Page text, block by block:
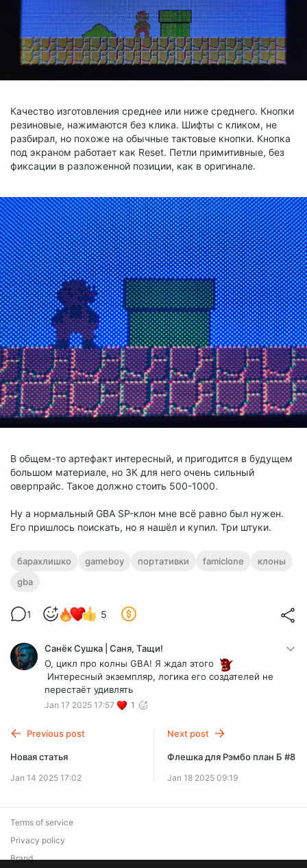
Качество изготовления среднее или ниже среднего. Кнопки
резиновые, нажимаются без клика. Шифты с кликом, не
разбирал, но похоже на обычные тактовые кнопки. Кнопка
под экраном работает как Reset. Петли примитивные, без
фиксации в разложенной позиции, как в оригинале.
В общем-то артефакт интересный, и пригодится в будущем
большом материале, но 3К для него очень сильный
оверпрайс. Такое должно стоить 500-1000.
Ну а нормальный GBA SP-клон мне всё равно был нужен.
Его пришлось поискать, но я нашёл и купил. Три штуки.
барахлишко gameboy портативки famiclone
клоны
gba
1 5
Санёк Сушка | Саня, Тащи!
О, цикл про колны GBA! Я ждал этого
Интересный экземпляр, логика его создателей не
перестаёт удивлять
Jan 17 2025 17:57 1
Previous post
Новая статья
Jan 14 2025 17:02
Next post
Флешка для Рэмбо план Б #8
Jan 18 2025 09:19
Terms of service
Privacy policy
Brand